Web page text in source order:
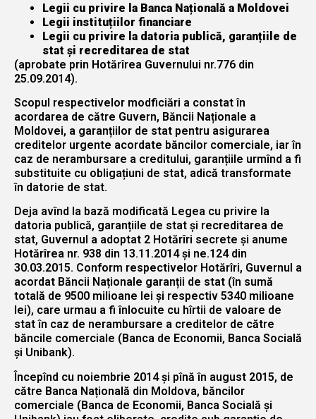
Legii cu privire la Banca Națională a Moldovei
Legii instituțiilor financiare
Legii cu privire la datoria publică, garanțiile de
stat și recreditarea de stat
(aprobate prin Hotărîrea Guvernului nr.776 din
25.09.2014).
Scopul respectivelor modficiări a constat în
acordarea de către Guvern, Băncii Naționale a
Moldovei, a garanțiilor de stat pentru asigurarea
creditelor urgente acordate băncilor comerciale, iar în
caz de nerambursare a creditului, garanțiile urmînd a fi
substituite cu obligațiuni de stat, adică transformate
în datorie de stat.
Deja avînd la bază modificată Legea cu privire la
datoria publică, garanțiile de stat și recreditarea de
stat, Guvernul a adoptat 2 Hotărîri secrete și anume
Hotărîrea nr. 938 din 13.11.2014 și ne.124 din
30.03.2015. Conform respectivelor Hotărîri, Guvernul a
acordat Băncii Naționale garanții de stat (în sumă
totală de 9500 milioane lei și respectiv 5340 milioane
lei), care urmau a fi înlocuite cu hîrtii de valoare de
stat în caz de nerambursare a creditelor de către
băncile comerciale (Banca de Economii, Banca Socială
și Unibank).
Începînd cu noiembrie 2014 și pînă în august 2015, de
către Banca Națională din Moldova, băncilor
comerciale (Banca de Economii, Banca Socială și